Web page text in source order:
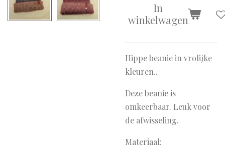
In
winkelwagen
Hippe beanie in vrolijke
kleuren..
Deze beanie is
omkeerbaar. Leuk voor
de afwisseling.
Materiaal: